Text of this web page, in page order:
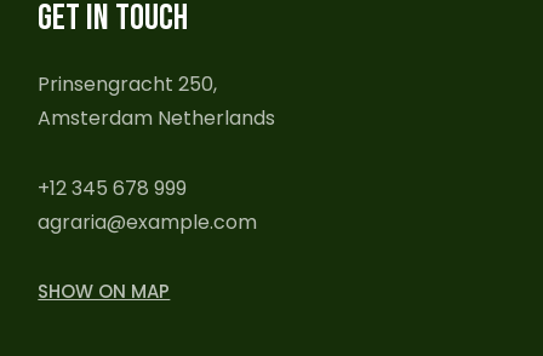
GET IN TOUCH
Prinsengracht 250,
Amsterdam Netherlands
+12 345 678 999
agraria@example.com
SHOW ON MAP